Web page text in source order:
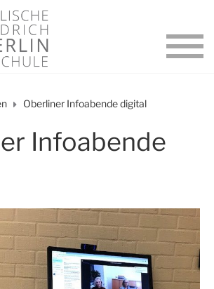
Oberliner Infoabende digital
Infoabende